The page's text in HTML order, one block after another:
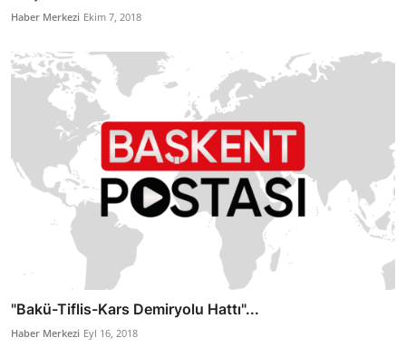
Haber Merkezi Ekim 7, 2018
"Bakü-Tiflis-Kars Demiryolu Hattı"...
Haber Merkezi Eyl 16, 2018